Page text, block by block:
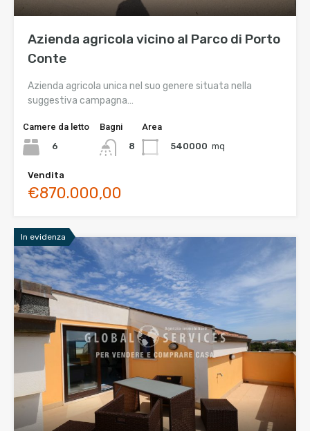
Azienda agricola vicino al Parco di Porto
Conte
Azienda agricola unica nel suo genere situata nella
suggestiva campagna…
Camere da letto
6
Bagni
8
Area
540000 mq
Vendita
€870.000,00
In evidenza